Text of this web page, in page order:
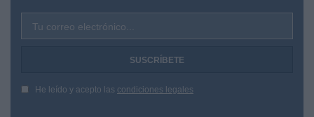
Tu correo electrónico...
He leído y acepto las condiciones legales